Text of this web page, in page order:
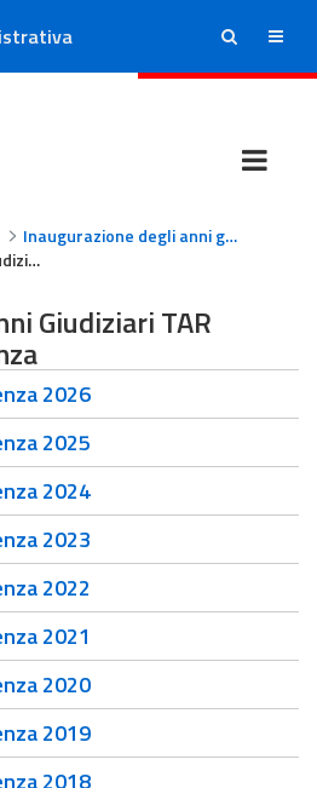
ricerca menu
Inaugurazione degli anni giudiziari
Inaugurazione anni giudiziari TAR Basilicata - Potenza
Giudiziari TAR
2026
2025
2024
2023
2022
2021
2020
2019
2018